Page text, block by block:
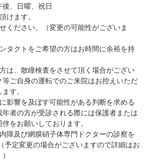
後、日曜、祝日
けます。
ください。（変更の可能性がございま
タクトをご希望の方はお時間に余裕を持
は、散瞳検査をさせて頂く場合がござい
ご自身の運転でのご来院はお控えいただ
す。
影響を及ぼす可能性がある判断を求める
者の方が受診される際には保護者または
をお願いしております。
障及び網膜硝子体専門ドクターの診察を
予定変更の場合がございますので詳細はお